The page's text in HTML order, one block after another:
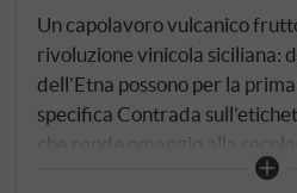
Un capolavoro vulcanico
rivoluzione vinicola siciliana:
dell’Etna possono per la
specifica Contrada
che rende omaggio alla
terroir della regione. Il fiore